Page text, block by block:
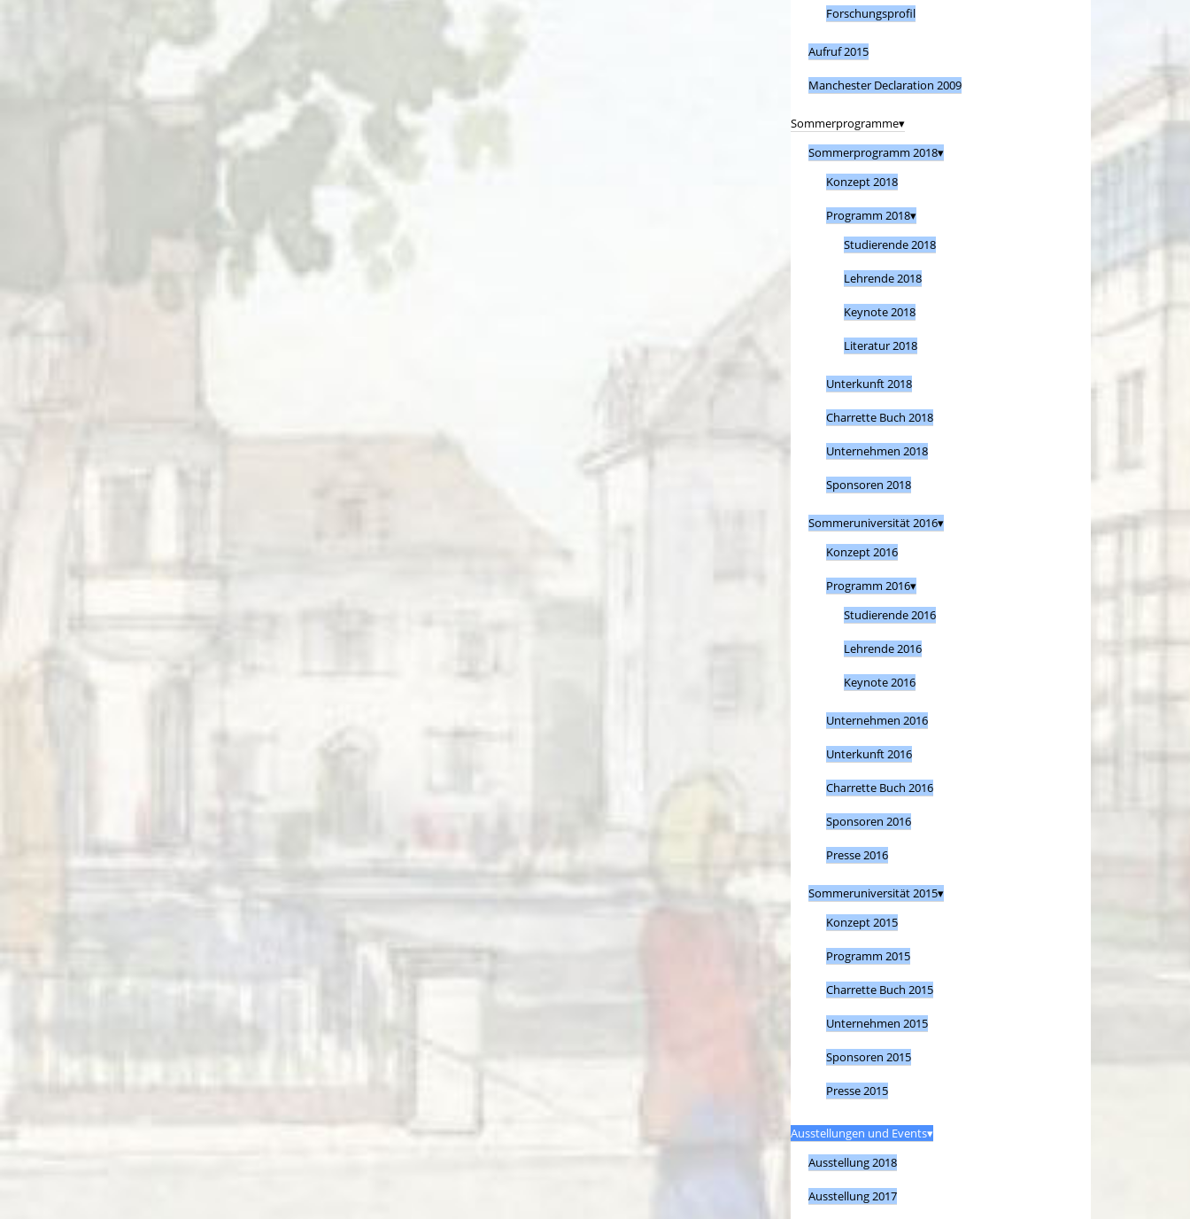
Forschungsprofil
Aufruf 2015
Manchester Declaration 2009
Sommerprogramme
Sommerprogramm 2018
Konzept 2018
Programm 2018
Studierende 2018
Lehrende 2018
Keynote 2018
Literatur 2018
Unterkunft 2018
Charrette Buch 2018
Unternehmen 2018
Sponsoren 2018
Sommeruniversität 2016
Konzept 2016
Programm 2016
Studierende 2016
Lehrende 2016
Keynote 2016
Unternehmen 2016
Unterkunft 2016
Charrette Buch 2016
Sponsoren 2016
Presse 2016
Sommeruniversität 2015
Konzept 2015
Programm 2015
Charrette Buch 2015
Unternehmen 2015
Sponsoren 2015
Presse 2015
Ausstellungen und Events
Ausstellung 2018
Ausstellung 2017